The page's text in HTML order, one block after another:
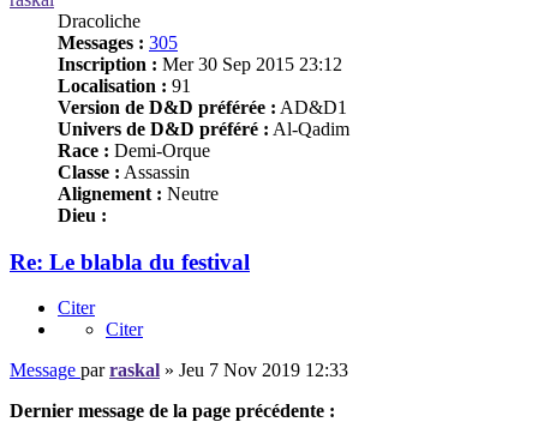
Dracoliche
Messages : 305
Inscription : Mer 30 Sep 2015 23:12
Localisation : 91
Version de D&D préférée : AD&D1
Univers de D&D préféré : Al-Qadim
Race : Demi-Orque
Classe : Assassin
Alignement : Neutre
Dieu :
Re: Le blabla du festival
Citer
Citer
Message parraskal » Jeu 7 Nov 2019 12:33
Dernier message de la page précédente :